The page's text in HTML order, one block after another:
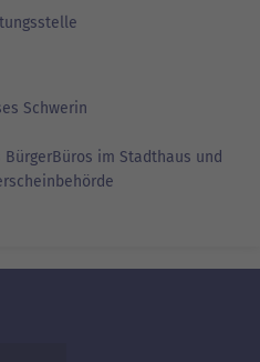
Schwerin
im Stadthaus und